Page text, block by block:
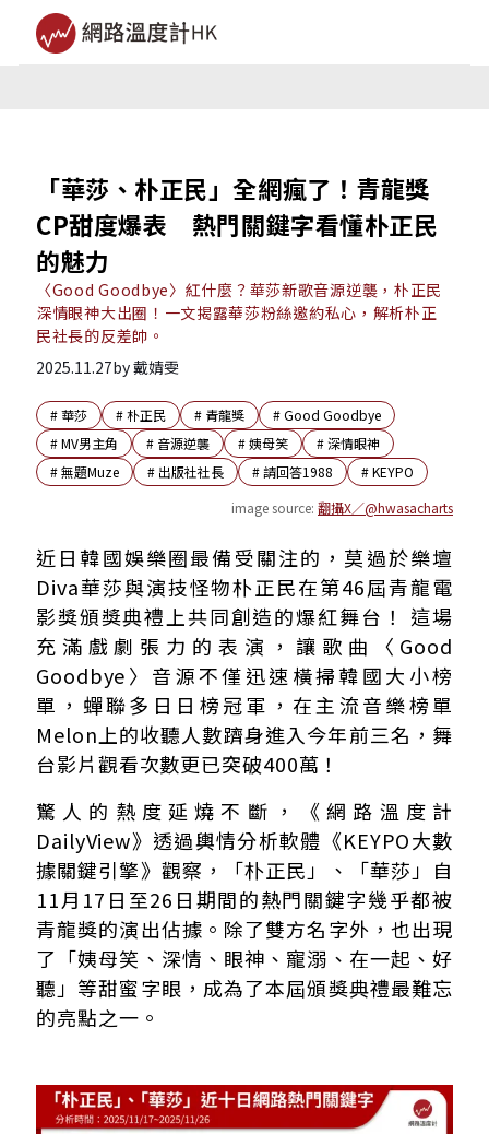
「華莎、朴正民」全網瘋了！青龍獎
CP甜度爆表 熱門關鍵字看懂朴正民
的魅力
〈Good Goodbye〉紅什麼？華莎新歌音源逆襲，朴正民
深情眼神大出圈！一文揭露華莎粉絲邀約私心，解析朴正
民社長的反差帥。
2025.11.27by戴婧雯
#華莎 #朴正民 # 青龍獎 #Good Goodbye
#MV男主角 # 音源逆襲 #姨母笑 #深情眼神
#無題Muze # 出版社社長 #請回答1988 #KEYPO
image source: 翻攝X／@hwasacharts
青龍獎最浪漫瞬間！朴正民「深情眼神」重現MV橋段引爆
Good Goodbye背後故事 華莎分手與邀約朴正民內幕
從《1988》渣男到演技怪物 朴正民的反差魅力與斜槓人
為父創立出版社推廣有聲書 粉絲直呼別忘了回來
近日韓國娛樂圈最備受關注的，莫過於樂壇
Diva華莎與演技怪物朴正民在第46屆青龍電
影獎頒獎典禮上共同創造的爆紅舞台！ 這場
充滿戲劇張力的表演，讓歌曲〈Good
Goodbye〉音源不僅迅速橫掃韓國大小榜
單，蟬聯多日日榜冠軍，在主流音樂榜單
Melon上的收聽人數躋身進入今年前三名，舞
台影片觀看次數更已突破400萬！
驚人的熱度延燒不斷，《網路溫度計
DailyView》透過輿情分析軟體《KEYPO大數
據關鍵引擎》觀察，「朴正民」、「華莎」自
11月17日至26日期間的熱門關鍵字幾乎都被
青龍獎的演出佔據。除了雙方名字外，也出現
了「姨母笑、深情、眼神、寵溺、在一起、好
聽」等甜蜜字眼，成為了本屆頒獎典禮最難忘
的亮點之一。